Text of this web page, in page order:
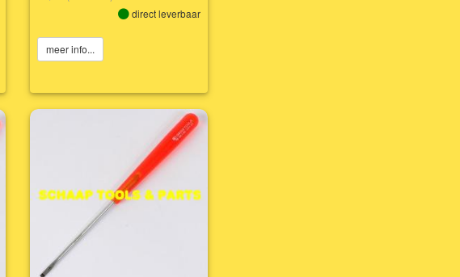
direct leverbaar
meer info...